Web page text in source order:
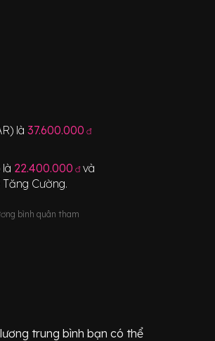
là 37.600.000 đ
22.400.000 đ và
Tăng Cường.
bình quân tham
trung bình bạn có thể